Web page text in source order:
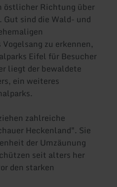
östlicher Richtung über
sind die Wald- und
zu erkennen,
Eifel für Besucher
liegt der bewaldete
ein weiteres
zahlreiche
Heckenland". Sie
der Umzäunung
seit alters her
den starken